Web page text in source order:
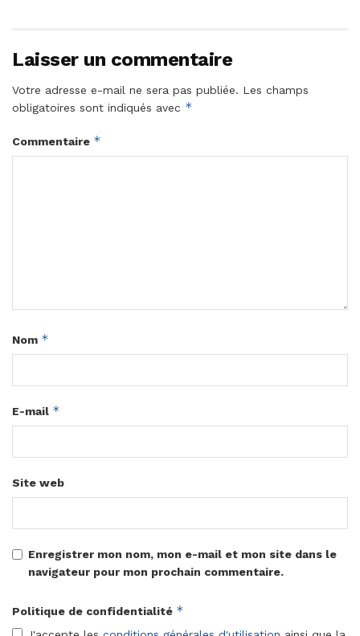
Laisser un commentaire
Votre adresse e-mail ne sera pas publiée. Les champs
obligatoires sont indiqués avec *
Commentaire *
Nom *
E-mail *
Site web
Enregistrer mon nom, mon e-mail et mon site dans le
navigateur pour mon prochain commentaire.
Politique de confidentialité *